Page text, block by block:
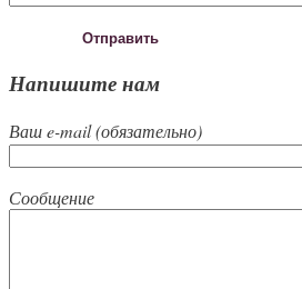
Напишите нам
Ваш e-mail (обязательно)
Сообщение